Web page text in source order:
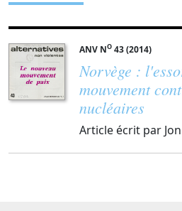
ANV NO 43 (2014)
Norvège :
mouvement
nucléaires
Article écrit par